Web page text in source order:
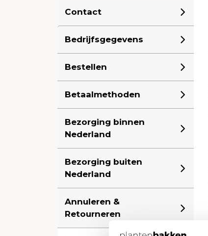
Contact
Bedrijfsgegevens
Bestellen
Betaalmethoden
Bezorging binnen
Nederland
Bezorging buiten
Nederland
Annuleren &
Retourneren